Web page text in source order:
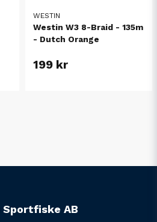
WESTIN
Westin W3 8-Braid - 135m
- Dutch Orange
199 kr
AB